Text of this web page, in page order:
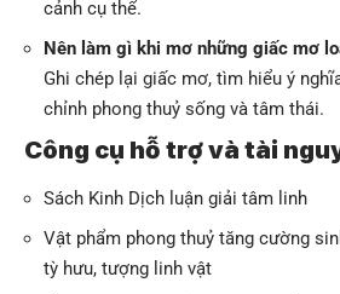
cảnh cụ thể.
Nên làm gì khi mơ những giấc mơ
Ghi chép lại giấc mơ, tìm hiểu ý
chỉnh phong thuỷ sống và tâm thái.
Công cụ hỗ trợ và tài
Sách Kinh Dịch luận giải tâm linh
Vật phẩm phong thuỷ tăng cường
tỳ hưu, tượng linh vật